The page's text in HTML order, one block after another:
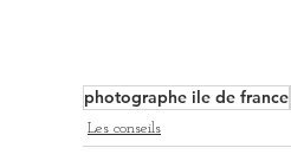
photographe ile de france
Les conseils